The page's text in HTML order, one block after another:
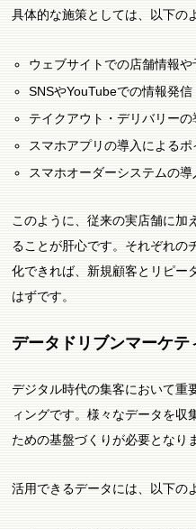
具体的な施策としては、以下の
ウェブサイトでの店舗情報
SNSやYouTubeでの情報発信
テイクアウト・デリバリーの
スマホアプリの導入による
スマホオーダーシステムの導
このように、従来の実店舗に加
ることが肝心です。それぞれの
化できれば、新規顧客とリピー
はずです。
データドリブンマーケテ
デジタル時代の集客において重
ィングです。様々なデータを収
ための基盤づくりが必要となり
活用できるデータには、以下の